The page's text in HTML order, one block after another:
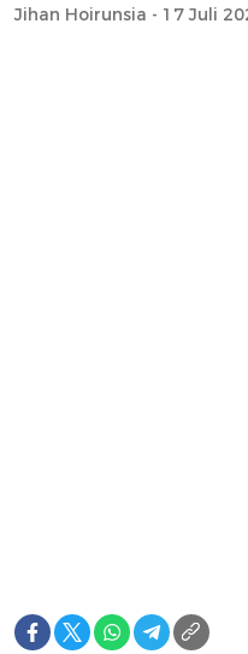
Jihan Hoirunsia - 17 Juli